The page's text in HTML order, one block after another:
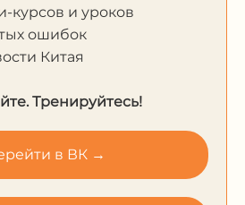
и уроков
ошибок
Китая
Тренируйтесь!
в ВК →